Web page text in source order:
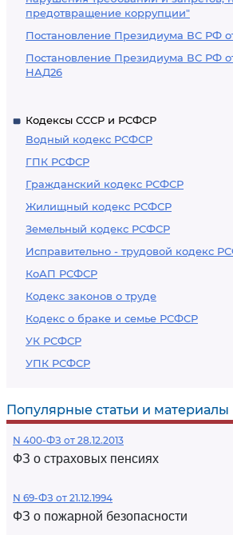
предотвращение коррупции"
Постановление Президиума ВС РФ
Постановление Президиума ВС РФ
НАД26
Кодексы СССР и РСФСР
Водный кодекс РСФСР
ГПК РСФСР
Гражданский кодекс РСФСР
Жилищный кодекс РСФСР
Земельный кодекс РСФСР
Исправительно - трудовой кодекс
КоАП РСФСР
Кодекс законов о труде
Кодекс о браке и семье РСФСР
УК РСФСР
УПК РСФСР
Популярные статьи и материалы
N 400-ФЗ от 28.12.2013
ФЗ о страховых пенсиях
N 69-ФЗ от 21.12.1994
ФЗ о пожарной безопасности